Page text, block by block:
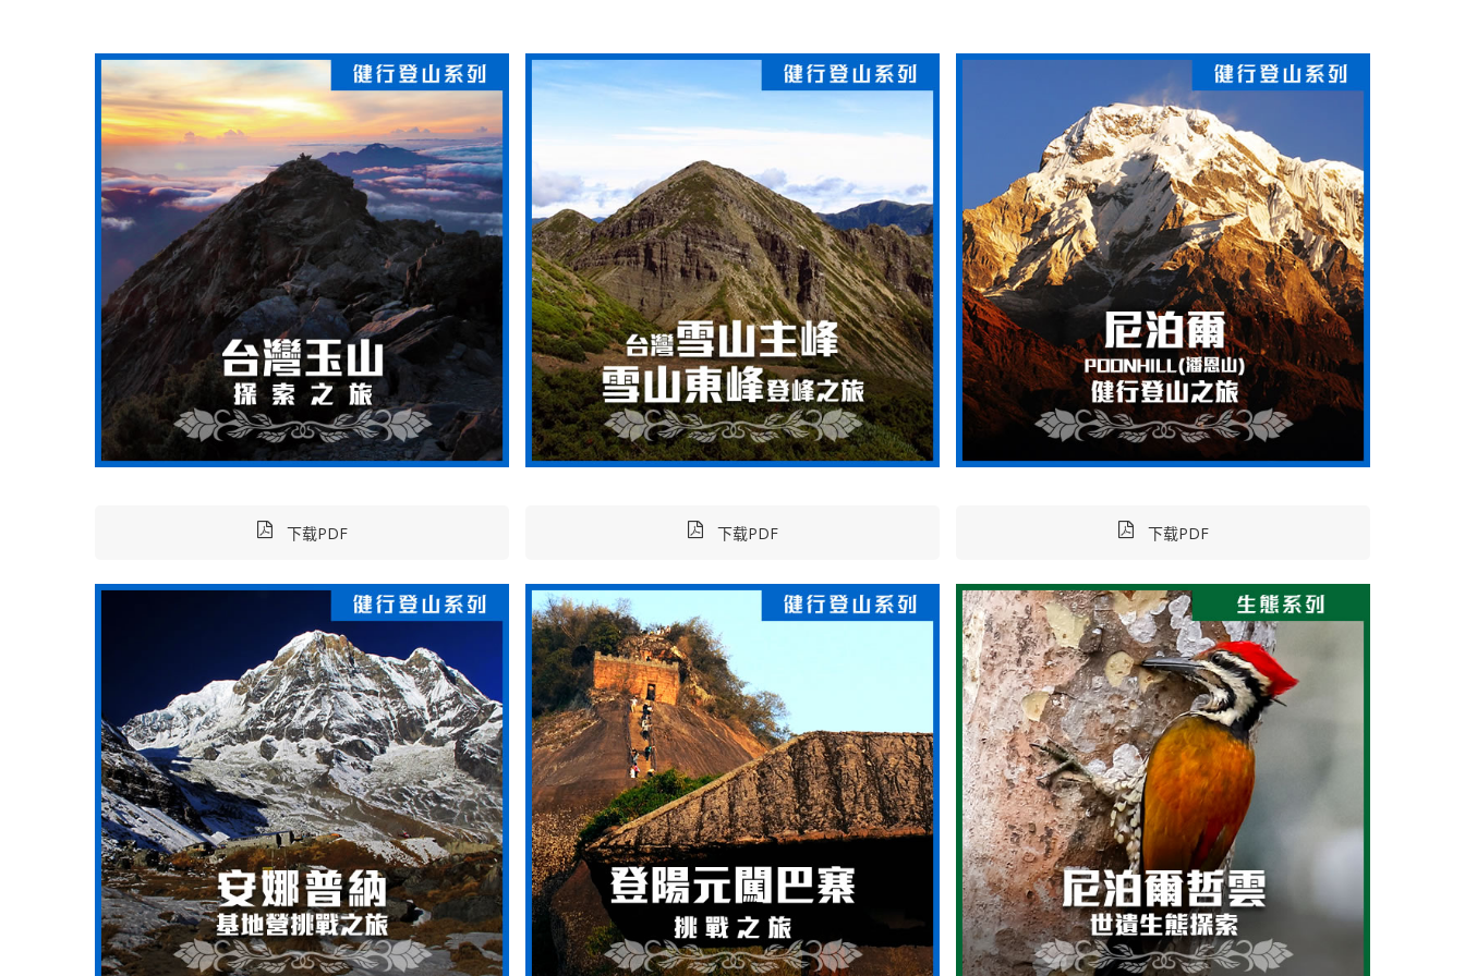
下载PDF 下载PDF 下载PDF